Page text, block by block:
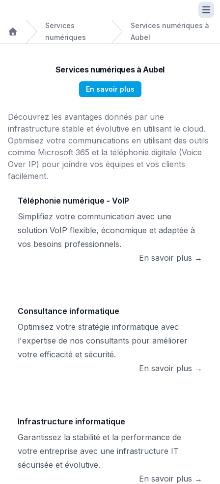
Services
numériques
Services numériques à
Aubel
Services numériques à Aubel
En savoir plus
Découvrez les avantages donnés par une
infrastructure stable et évolutive en utilisant le cloud.
Optimisez votre communications en utilisant des outils
comme Microsoft 365 et la téléphonie digitale (Voice
Over IP) pour joindre vos équipes et vos clients
facilement.
Téléphonie numérique - VoIP
Simplifiez votre communication avec une
solution VoIP flexible, économique et adaptée à
vos besoins professionnels.
En savoir plus →
Consultance informatique
Optimisez votre stratégie informatique avec
l'expertise de nos consultants pour améliorer
votre efficacité et sécurité.
En savoir plus →
Infrastructure informatique
Garantissez la stabilité et la performance de
votre entreprise avec une infrastructure IT
sécurisée et évolutive.
En savoir plus →